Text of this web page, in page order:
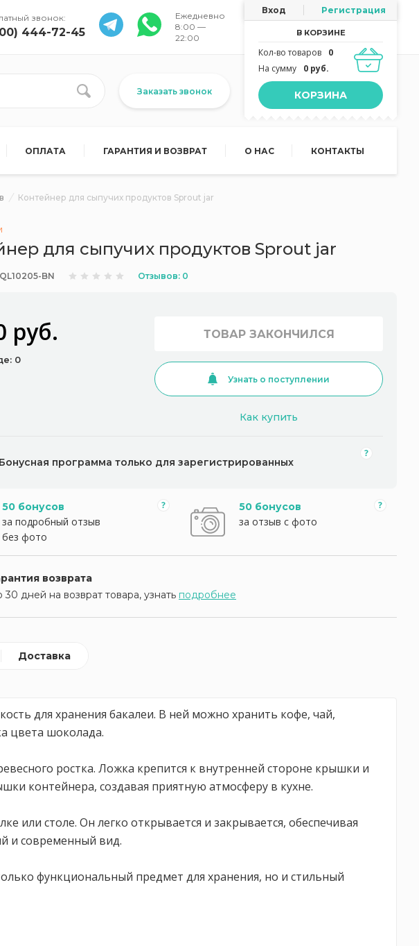
звонок:
444-72-45
Ежедневно
8:00 —
22:00
Вход Регистрация
В КОРЗИНЕ
Кол-во товаров
0
На сумму
0 руб.
КОРЗИНА
Заказать звонок
ОПЛАТА ГАРАНТИЯ И ВОЗВРАТ О НАС КОНТАКТЫ
Контейнер для сыпучих продуктов Sprout jar
для сыпучих продуктов Sprout jar
BN Отзывов: 0
руб.
0
ТОВАР ЗАКОНЧИЛСЯ
Узнать о поступлении
Как купить
Бонусная программа только для зарегистрированных
50 бонусов
за подробный отзыв
без фото
50 бонусов
за отзыв с фото
возврата
30 дней на возврат товара, узнать подробнее
Доставка
для хранения бакалеи. В ней можно хранить кофе, чай,
цвета шоколада.
ростка. Ложка крепится к внутренней стороне крышки и
контейнера, создавая приятную атмосферу в кухне.
или столе. Он легко открывается и закрывается, обеспечивая
и современный вид.
функциональный предмет для хранения, но и стильный